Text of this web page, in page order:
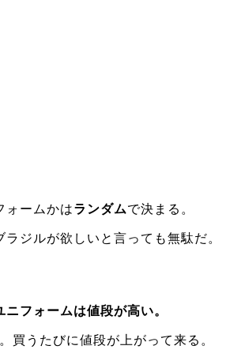
ォームかはランダムで決まる。
ジルが欲しいと言っても無駄だ。
ニフォームは値段が高い。
買うたびに値段が上がって来る。